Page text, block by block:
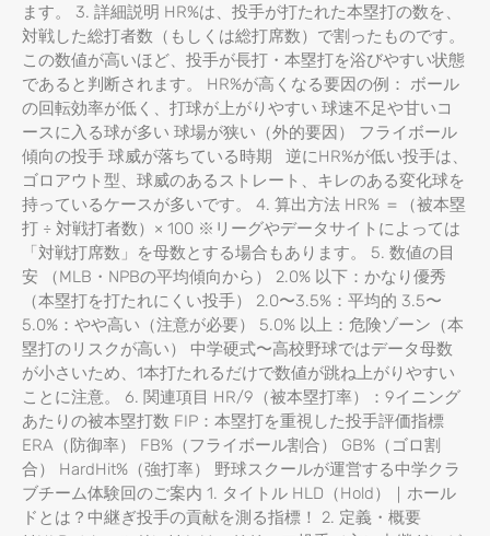
ます。 3. 詳細説明 HR%は、投手が打たれた本塁打の数を、
対戦した総打者数（もしくは総打席数）で割ったものです。
この数値が高いほど、投手が長打・本塁打を浴びやすい状態
であると判断されます。 HR%が高くなる要因の例： ボール
の回転効率が低く、打球が上がりやすい 球速不足や甘いコ
ースに入る球が多い 球場が狭い（外的要因） フライボール
傾向の投手 球威が落ちている時期 逆にHR%が低い投手は、
ゴロアウト型、球威のあるストレート、キレのある変化球を
持っているケースが多いです。 4. 算出方法 HR% ＝（被本塁
打 ÷ 対戦打者数）× 100 ※リーグやデータサイトによっては
「対戦打席数」を母数とする場合もあります。 5. 数値の目
安 （MLB・NPBの平均傾向から） 2.0% 以下：かなり優秀
（本塁打を打たれにくい投手） 2.0〜3.5%：平均的 3.5〜
5.0%：やや高い（注意が必要） 5.0% 以上：危険ゾーン（本
塁打のリスクが高い） 中学硬式〜高校野球ではデータ母数
が小さいため、1本打たれるだけで数値が跳ね上がりやすい
ことに注意。 6. 関連項目 HR/9（被本塁打率）：9イニング
あたりの被本塁打数 FIP：本塁打を重視した投手評価指標
ERA（防御率） FB%（フライボール割合） GB%（ゴロ割
合） HardHit%（強打率） 野球スクールが運営する中学クラ
ブチーム体験回のご案内 1. タイトル HLD（Hold）｜ホール
ドとは？中継ぎ投手の貢献を測る指標！ 2. 定義・概要